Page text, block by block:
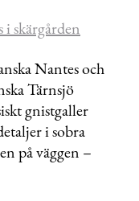
skärgården
Nantes och
Tärnsjö
gnistgaller
i sobra
på väggen –